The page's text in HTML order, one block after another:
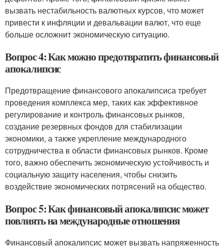
вызвать нестабильность валютных курсов, что может
привести к инфляции и девальвации валют, что еще
больше осложнит экономическую ситуацию.
Вопрос 4: Как можно предотвратить финансовый
апокалипсис
Предотвращение финансового апокалипсиса требует
проведения комплекса мер, таких как эффективное
регулирование и контроль финансовых рынков,
создание резервных фондов для стабилизации
экономики, а также укрепление международного
сотрудничества в области финансовых рынков. Кроме
того, важно обеспечить экономическую устойчивость и
социальную защиту населения, чтобы снизить
воздействие экономических потрясений на общество.
Вопрос 5: Как финансовый апокалипсис может
повлиять на международные отношения
Финансовый апокалипсис может вызвать напряженность